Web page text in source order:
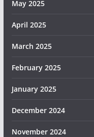
May 2025
April 2025
March 2025
February 2025
January 2025
December 2024
November 2024